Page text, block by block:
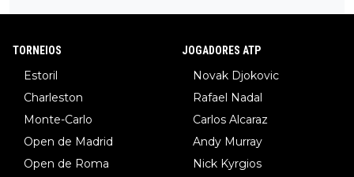
TORNEIOS
Estoril
Charleston
Monte-Carlo
Open de Madrid
Open de Roma
JOGADORES ATP
Novak Djokovic
Rafael Nadal
Carlos Alcaraz
Andy Murray
Nick Kyrgios